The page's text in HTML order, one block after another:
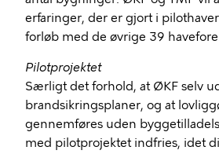
erfaringer, der er gjort i
forløb med de øvrige 39
Pilotprojektet
Særligt det forhold, at ØKF selv
brandsikringsplaner, og at
gennemføres uden
med pilotprojektet indfries, idet